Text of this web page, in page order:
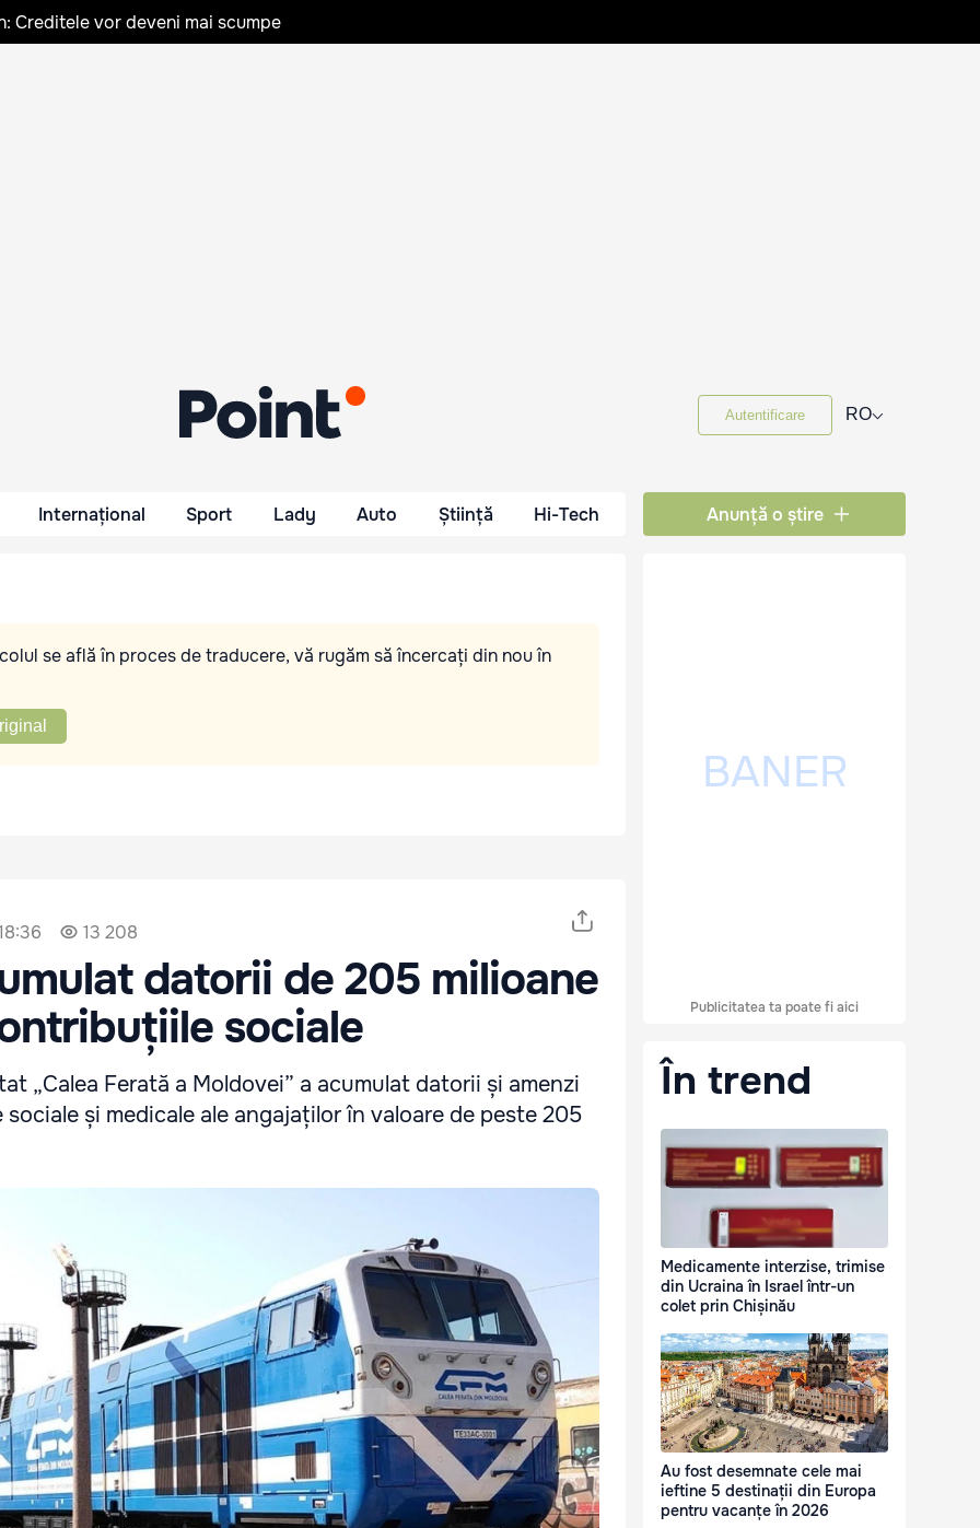
Creditele vor deveni mai scumpe
Autentificare RO⌵
Internațional Sport Lady Auto Știință Hi-Tech Anunță o știre
se află în proces de traducere, vă rugăm să încercați din nou în
13 208
datorii de 205 milioane
sociale
„Calea Ferată a Moldovei” a acumulat datorii și amenzi
și medicale ale angajaților în valoare de peste 205
Publicitatea ta poate fi aici
În trend
Medicamente interzise, trimise
din Ucraina în Israel într-un
colet prin Chișinău
Au fost desemnate cele mai
ieftine 5 destinații din Europa
pentru vacanțe în 2026